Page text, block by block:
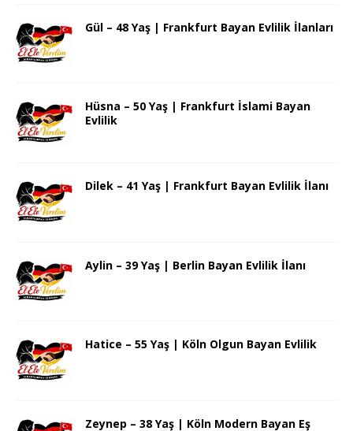
Gül – 48 Yaş | Frankfurt Bayan Evlilik İlanları
Hüsna – 50 Yaş | Frankfurt İslami Bayan
Evlilik
Dilek – 41 Yaş | Frankfurt Bayan Evlilik İlanı
Aylin – 39 Yaş | Berlin Bayan Evlilik İlanı
Hatice – 55 Yaş | Köln Olgun Bayan Evlilik
Zeynep – 38 Yaş | Köln Modern Bayan Eş